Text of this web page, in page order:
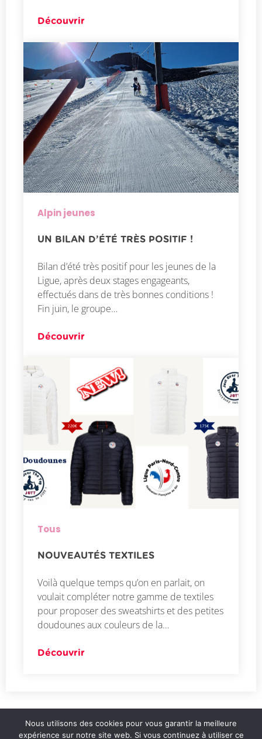
Découvrir
Alpin jeunes
UN BILAN D’ÉTÉ TRÈS POSITIF !
Bilan d’été très positif pour les jeunes de la
Ligue, après deux stages engageants,
effectués dans de très bonnes conditions !
Fin juin, le groupe…
Découvrir
Tous
NOUVEAUTÉS TEXTILES
Voilà quelque temps qu’on en parlait, on
voulait compléter notre gamme de textiles
pour proposer des sweatshirts et des petites
doudounes aux couleurs de la…
Découvrir
Partager :
Nous utilisons des cookies pour vous garantir la meilleure
expérience sur notre site web. Si vous continuez à utiliser ce